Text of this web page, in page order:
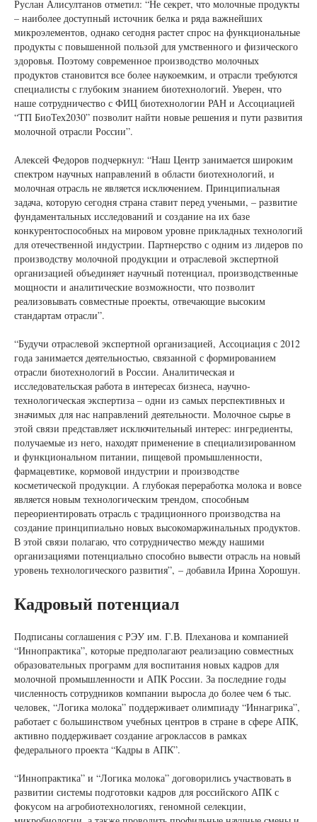
Руслан Алисултанов отметил: “Не секрет, что молочные продукты
– наиболее доступный источник белка и ряда важнейших
микроэлементов, однако сегодня растет спрос на функциональные
продукты с повышенной пользой для умственного и физического
здоровья. Поэтому современное производство молочных
продуктов становится все более наукоемким, и отрасли требуются
специалисты с глубоким знанием биотехнологий. Уверен, что
наше сотрудничество с ФИЦ биотехнологии РАН и Ассоциацией
“ТП БиоТех2030” позволит найти новые решения и пути развития
молочной отрасли России”.
Алексей Федоров подчеркнул: “Наш Центр занимается широким
спектром научных направлений в области биотехнологий, и
молочная отрасль не является исключением. Принципиальная
задача, которую сегодня страна ставит перед учеными, – развитие
фундаментальных исследований и создание на их базе
конкурентоспособных на мировом уровне прикладных технологий
для отечественной индустрии. Партнерство с одним из лидеров по
производству молочной продукции и отраслевой экспертной
организацией объединяет научный потенциал, производственные
мощности и аналитические возможности, что позволит
реализовывать совместные проекты, отвечающие высоким
стандартам отрасли”.
“Будучи отраслевой экспертной организацией, Ассоциация с 2012
года занимается деятельностью, связанной с формированием
отрасли биотехнологий в России. Аналитическая и
исследовательская работа в интересах бизнеса, научно-
технологическая экспертиза – одни из самых перспективных и
значимых для нас направлений деятельности. Молочное сырье в
этой связи представляет исключительный интерес: ингредиенты,
получаемые из него, находят применение в специализированном
и функциональном питании, пищевой промышленности,
фармацевтике, кормовой индустрии и производстве
косметической продукции. А глубокая переработка молока и вовсе
является новым технологическим трендом, способным
переориентировать отрасль с традиционного производства на
создание принципиально новых высокомаржинальных продуктов.
В этой связи полагаю, что сотрудничество между нашими
организациями потенциально способно вывести отрасль на новый
уровень технологического развития”, – добавила Ирина Хорошун.
Кадровый потенциал
Подписаны соглашения с РЭУ им. Г.В. Плеханова и компанией
“Иннопрактика”, которые предполагают реализацию совместных
образовательных программ для воспитания новых кадров для
молочной промышленности и АПК России. За последние годы
численность сотрудников компании выросла до более чем 6 тыс.
человек, “Логика молока” поддерживает олимпиаду “Иннагрика”,
работает с большинством учебных центров в стране в сфере АПК,
активно поддерживает создание агроклассов в рамках
федерального проекта “Кадры в АПК”.
“Иннопрактика” и “Логика молока” договорились участвовать в
развитии системы подготовки кадров для российского АПК с
фокусом на агробиотехнологиях, геномной селекции,